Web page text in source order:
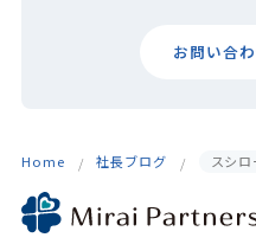
お問い合
Home 社長ブログ スシロ